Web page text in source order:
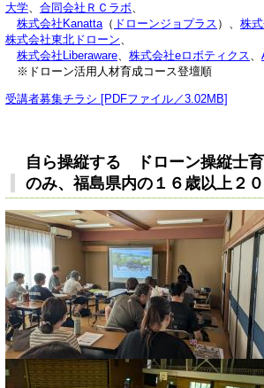
大学、 合同会社ＲＣラボ、
株式会社Kanatta（ ドローンジョプラス ）、 株
株式会社東北ドローン、​​
株式会社Liberaware、 株式会社eロボティクス、​
※ドローン活用人材育成コース登壇順
受講者募集チラシ [PDFファイル／3.02MB]
自ら操縦する ドローン操縦士
のみ、福島県内の１６歳以上２０